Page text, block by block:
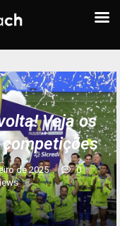
Veja os
de 2025
0